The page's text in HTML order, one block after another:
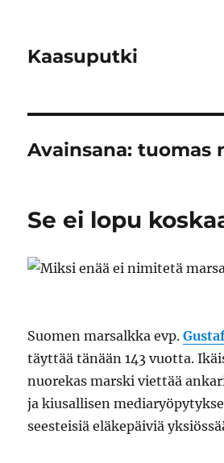
Kaasuputki
Avainsana:tuomas
Se ei lopu
Suomen marsalkka evp.
täyttää tänään 143 vuotta.
nuorekas marski viettää
ja kiusallisen
seesteisiä eläkepäiviä